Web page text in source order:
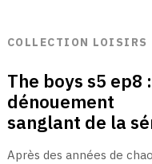
COLLECTION LOISIRS
The boys s5 ep8
dénouement
sanglant de la
Après des années de